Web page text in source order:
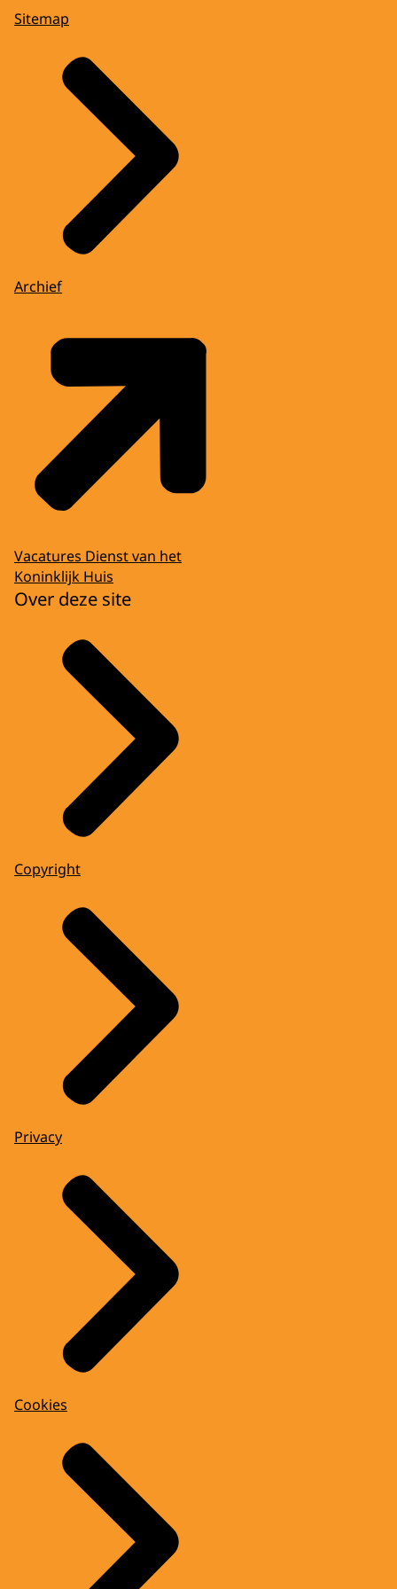
Sitemap
Archief
Vacatures Dienst van het
Koninklijk Huis
Over deze site
Copyright
Privacy
Cookies